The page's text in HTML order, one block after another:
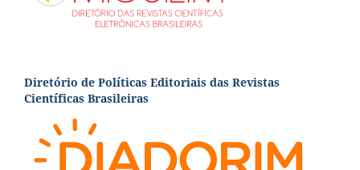
Diretório de Políticas Editoriais das Revistas
Científicas Brasileiras